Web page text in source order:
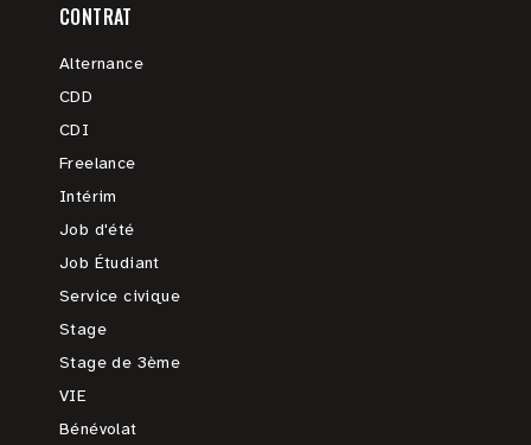
CONTRAT
Alternance
CDD
CDI
Freelance
Intérim
Job d'été
Job Étudiant
Service civique
Stage
Stage de 3ème
VIE
Bénévolat